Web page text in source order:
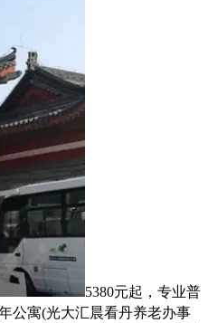
5380元起，专业普
公寓(光大汇晨看丹养老办事